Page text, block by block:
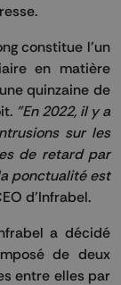
constitue l'un
en matière
quinzaine de
"En 2022, il y a
sur les
de retard par
ponctualité est
d'Infrabel.
a décidé
de deux
entre elles par